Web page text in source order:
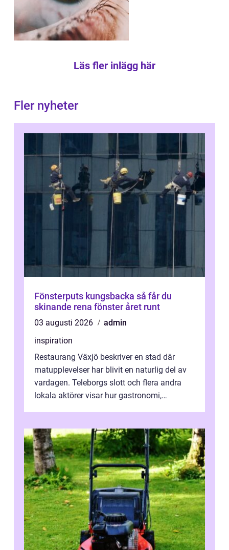
Läs fler inlägg här
Fler nyheter
Fönsterputs kungsbacka så får du
skinande rena fönster året runt
03 augusti 2026
admin
inspiration
Restaurang Växjö beskriver en stad där
matupplevelser har blivit en naturlig del av
vardagen. Teleborgs slott och flera andra
lokala aktörer visar hur gastronomi,